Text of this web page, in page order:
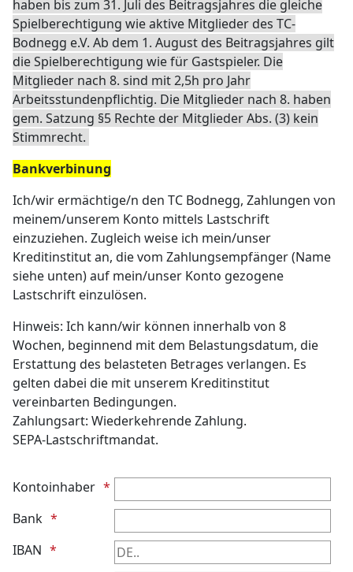
haben bis zum 31. Juli des Beitragsjahres die gleiche
Spielberechtigung wie aktive Mitglieder des TC-
Bodnegg e.V. Ab dem 1. August des Beitragsjahres gilt
die Spielberechtigung wie für Gastspieler. Die
Mitglieder nach 8. sind mit 2,5h pro Jahr
Arbeitsstundenpflichtig. Die Mitglieder nach 8. haben
gem. Satzung §5 Rechte der Mitglieder Abs. (3) kein
Stimmrecht.
Bankverbinung
Ich/wir ermächtige/n den TC Bodnegg, Zahlungen von
meinem/unserem Konto mittels Lastschrift
einzuziehen. Zugleich weise ich mein/unser
Kreditinstitut an, die vom Zahlungsempfänger (Name
siehe unten) auf mein/unser Konto gezogene
Lastschrift einzulösen.
Hinweis: Ich kann/wir können innerhalb von 8
Wochen, beginnend mit dem Belastungsdatum, die
Erstattung des belasteten Betrages verlangen. Es
gelten dabei die mit unserem Kreditinstitut
vereinbarten Bedingungen.
Zahlungsart: Wiederkehrende Zahlung.
SEPA-Lastschriftmandat.
Kontoinhaber
Bank
IBAN